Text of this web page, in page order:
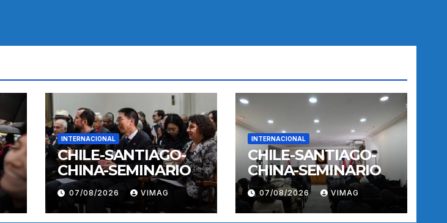
INTERNACIONAL
CHILE-SANTIAGO-
CHINA-SEMINARIO
07/08/2026 VIMAG
INTERNACIONAL
CHILE-SANTIAGO-
CHINA-SEMINARIO
07/08/2026 VIMAG